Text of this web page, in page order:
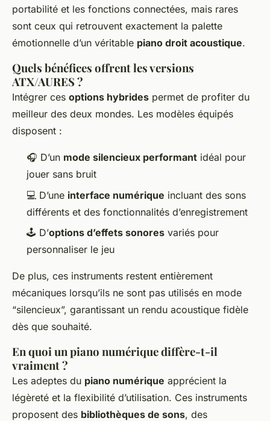
portabilité et les fonctions connectées, mais rares
sont ceux qui retrouvent exactement la palette
émotionnelle d’un véritable piano droit acoustique.
Quels bénéfices offrent les versions
ATX/AURES ?
Intégrer ces options hybrides permet de profiter du
meilleur des deux mondes. Les modèles équipés
disposent :
🎧 D’un mode silencieux performant idéal pour
jouer sans bruit
💻 D’une interface numérique incluant des sons
différents et des fonctionnalités d’enregistrement
🕹️ D’options d’effets sonores variés pour
personnaliser le jeu
De plus, ces instruments restent entièrement
mécaniques lorsqu’ils ne sont pas utilisés en mode
“silencieux”, garantissant un rendu acoustique fidèle
dès que souhaité.
En quoi un piano numérique diffère-t-il
vraiment ?
Les adeptes du piano numérique apprécient la
légèreté et la flexibilité d’utilisation. Ces instruments
proposent des bibliothèques de sons, des